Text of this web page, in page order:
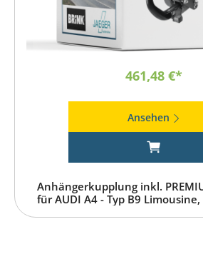
461,48 €*
Ansehen
Anhängerkupplung inkl.
für AUDI A4 - Typ B9 Limousine,